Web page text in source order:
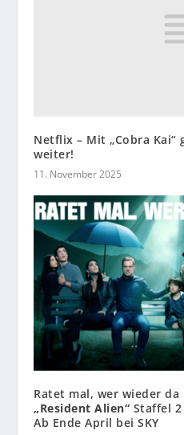
Netflix – Mit „Cobra Kai“
weiter!
11. November 2025
Ratet mal, wer wieder da
„Resident Alien“ Staffel 2
Ab Ende April bei SKY